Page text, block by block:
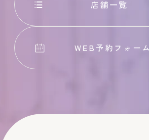
店舗一覧
WEB予約フォーム